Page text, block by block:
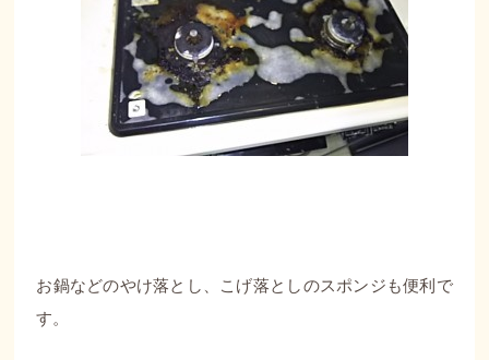
お鍋などのやけ落とし、こげ落としのスポンジも便利で
す。